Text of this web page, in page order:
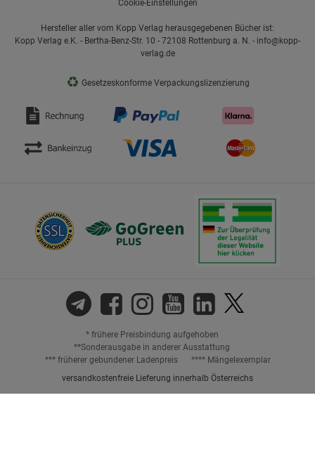
Cookie-Einstellungen
Hersteller aller vom Kopp Verlag herausgegebenen Bücher ist:
Kopp Verlag e.K. - Bertha-Benz-Str. 10 - 72108 Rottenburg a. N. - info@kopp-
verlag.de
♻ Gesetzeskonforme Verpackungslizenzierung
* frühere Preisbindung aufgehoben
**Sonderausgabe in anderer Ausstattung
*** früherer gebundener Ladenpreis
**** Mängelexemplar
versandkostenfreie Lieferung innerhalb Österreichs